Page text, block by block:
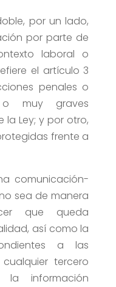
por un lado,
por parte de
laboral o
el artículo 3
penales o
o muy graves
la Ley; y por otro,
frente a
comunicación-
sea de manera
que queda
así como la
a las
tercero
información